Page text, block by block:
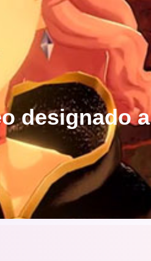
designado a